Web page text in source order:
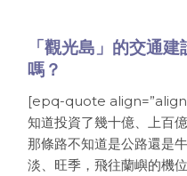
「觀光島」的交通
嗎？
[epq-quote
知道投資了幾十億、上百
那條路不知道是公路還
淡、旺季，飛往蘭嶼的機